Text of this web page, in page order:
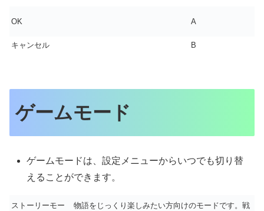
OK A
キャンセル B
ゲームモード
ゲームモードは、設定メニューからいつでも切り替
えることができます。
ストーリーモー
物語をじっくり楽しみたい方向けのモードです。戦